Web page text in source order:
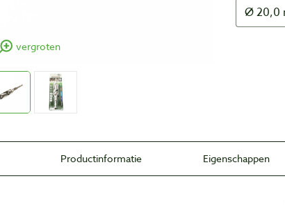
vergroten
Productinformatie Eigenschappen